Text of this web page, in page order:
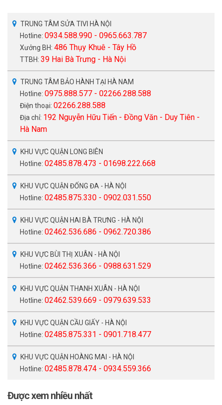
TRUNG TÂM SỬA TIVI HÀ NỘI
Hotline: 0934.588.990 - 0965.663.787
Xưởng BH: 486 Thụy Khuê - Tây Hồ
TTBH: 39 Hai Bà Trưng - Hà Nội
TRUNG TÂM BẢO HÀNH TẠI HÀ NAM
Hotline: 0975.888.577 - 02266.288.588
Điện thoại: 02266.288.588
Địa chỉ: 192 Nguyễn Hữu Tiến - Đồng Văn - Duy Tiên -
Hà Nam
KHU VỰC QUẬN LONG BIÊN
Hotline: 02485.878.473 - 01698.222.668
KHU VỰC QUẬN ĐỐNG ĐA - HÀ NỘI
Hotline: 02485.875.330 - 0902.031.550
KHU VỰC QUẬN HAI BÀ TRƯNG - HÀ NỘI
Hotline: 02462.536.686 - 0962.720.386
KHU VỰC BÙI THỊ XUÂN - HÀ NỘI
Hotline: 02462.536.366 - 0988.631.529
KHU VỰC QUẬN THANH XUÂN - HÀ NỘI
Hotline: 02462.539.669 - 0979.639.533
KHU VỰC QUẬN CẦU GIẤY - HÀ NỘI
Hotline: 02485.875.331 - 0901.718.477
KHU VỰC QUẬN HOÀNG MAI - HÀ NỘI
Hotline: 02485.878.474 - 0934.559.366
Được xem nhiều nhất